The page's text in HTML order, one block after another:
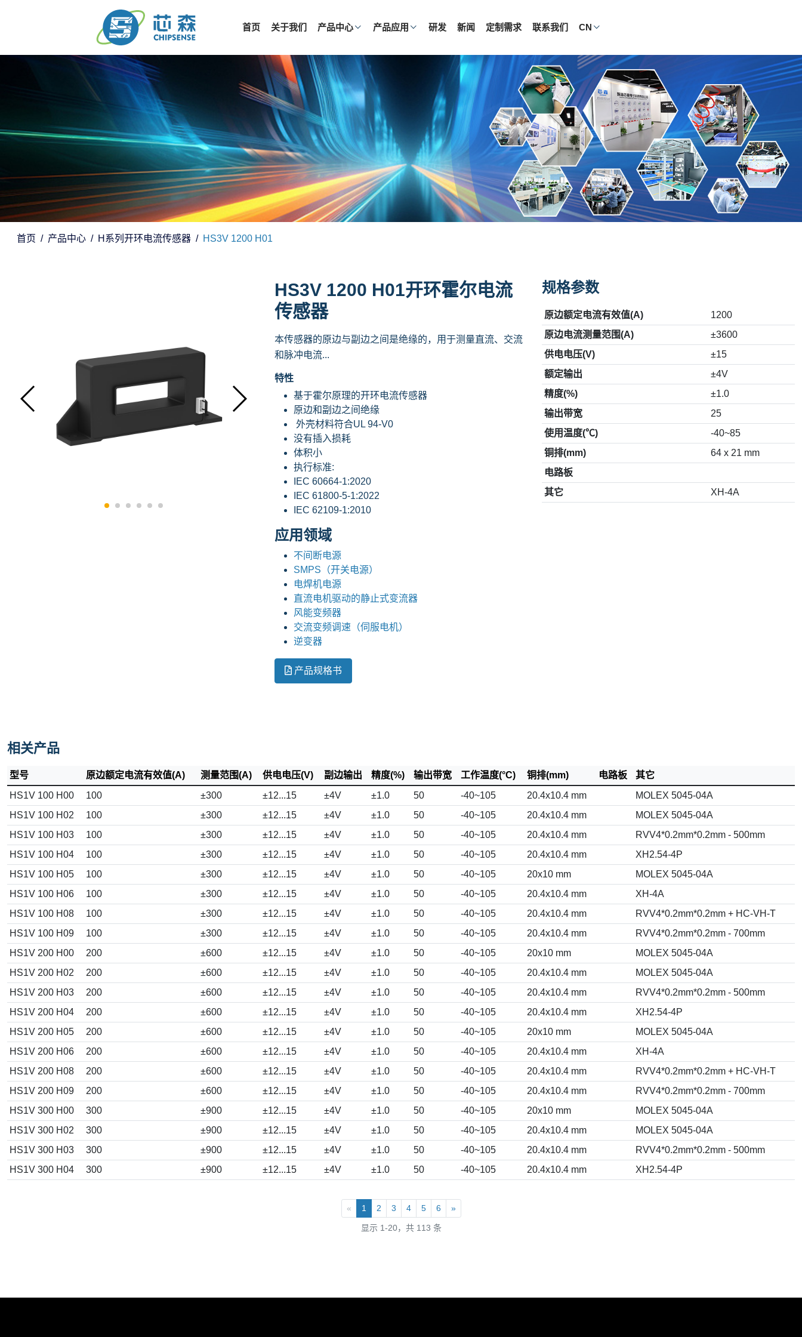
首页 关于我们 产品中心 产品应用 研发 新闻 定制需求 联系我们 CN
首页 产品中心 H系列开环电流传感器 HS3V 1200 H01
HS3V 1200 H01开环霍尔电流
传感器
本传感器的原边与副边之间是绝缘的，用于测量直流、交流
和脉冲电流...
特性
基于霍尔原理的开环电流传感器
原边和副边之间绝缘
外壳材料符合UL 94-V0
没有插入损耗
体积小
执行标准:
IEC 60664-1:2020
IEC 61800-5-1:2022
IEC 62109-1:2010
应用领域
不间断电源
SMPS（开关电源）
电焊机电源
直流电机驱动的静止式变流器
风能变频器
交流变频调速（伺服电机）
逆变器
产品规格书
规格参数
原边额定电流有效值(A)
1200
原边电流测量范围(A)
±3600
供电电压(V)
±15
额定输出
±4V
精度(%)
±1.0
输出带宽
25
使用温度(℃)
-40~85
铜排(mm)
64 x 21 mm
电路板
其它
XH-4A
相关产品
型号 原边额定电流有效值(A) 测量范围(A) 供电电压(V) 副边输出 精度(%) 输出带宽 工作温度(°C) 铜排(mm) 电路板
其它
HS1V 100 H00
100 ±300 ±12...15 ±4V ±1.0 50 -40~105 20.4x10.4 mm
MOLEX 5045-04A
HS1V 100 H02
100 ±300 ±12...15 ±4V ±1.0 50 -40~105 20.4x10.4 mm
MOLEX 5045-04A
HS1V 100 H03
100 ±300 ±12...15 ±4V ±1.0 50 -40~105 20.4x10.4 mm
RVV4*0.2mm*0.2mm - 500mm
HS1V 100 H04
100 ±300 ±12...15 ±4V ±1.0 50 -40~105 20.4x10.4 mm
XH2.54-4P
HS1V 100 H05
100 ±300 ±12...15 ±4V ±1.0 50 -40~105 20x10 mm
MOLEX 5045-04A
HS1V 100 H06
100 ±300 ±12...15 ±4V ±1.0 50 -40~105 20.4x10.4 mm
XH-4A
HS1V 100 H08
100 ±300 ±12...15 ±4V ±1.0 50 -40~105 20.4x10.4 mm
RVV4*0.2mm*0.2mm + HC-VH-T
HS1V 100 H09
100 ±300 ±12...15 ±4V ±1.0 50 -40~105 20.4x10.4 mm
RVV4*0.2mm*0.2mm - 700mm
HS1V 200 H00
200 ±600 ±12...15 ±4V ±1.0 50 -40~105 20x10 mm
MOLEX 5045-04A
HS1V 200 H02
200 ±600 ±12...15 ±4V ±1.0 50 -40~105 20.4x10.4 mm
MOLEX 5045-04A
HS1V 200 H03
200 ±600 ±12...15 ±4V ±1.0 50 -40~105 20.4x10.4 mm
RVV4*0.2mm*0.2mm - 500mm
HS1V 200 H04
200 ±600 ±12...15 ±4V ±1.0 50 -40~105 20.4x10.4 mm
XH2.54-4P
HS1V 200 H05
200 ±600 ±12...15 ±4V ±1.0 50 -40~105 20x10 mm
MOLEX 5045-04A
HS1V 200 H06
200 ±600 ±12...15 ±4V ±1.0 50 -40~105 20.4x10.4 mm
XH-4A
HS1V 200 H08
200 ±600 ±12...15 ±4V ±1.0 50 -40~105 20.4x10.4 mm
RVV4*0.2mm*0.2mm + HC-VH-T
HS1V 200 H09
200 ±600 ±12...15 ±4V ±1.0 50 -40~105 20.4x10.4 mm
RVV4*0.2mm*0.2mm - 700mm
HS1V 300 H00
300 ±900 ±12...15 ±4V ±1.0 50 -40~105 20x10 mm
MOLEX 5045-04A
HS1V 300 H02
300 ±900 ±12...15 ±4V ±1.0 50 -40~105 20.4x10.4 mm
MOLEX 5045-04A
HS1V 300 H03
300 ±900 ±12...15 ±4V ±1.0 50 -40~105 20.4x10.4 mm
RVV4*0.2mm*0.2mm - 500mm
HS1V 300 H04
300 ±900 ±12...15 ±4V ±1.0 50 -40~105 20.4x10.4 mm XH2.54-4P
« 1 2 3 4 5 6 »
显示 1-20，共 113 条